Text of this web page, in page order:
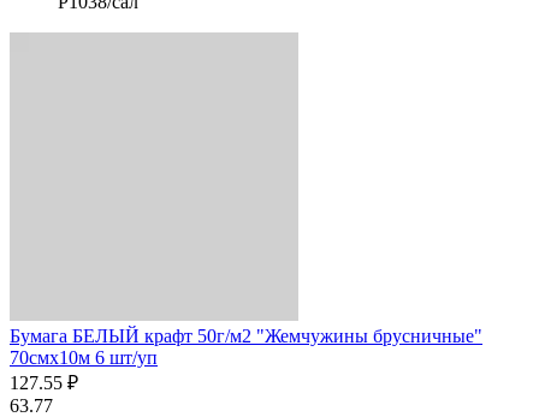
Бумага БЕЛЫЙ крафт 50г/м2 "Жемчужины брусничные"
70смх10м 6 шт/уп
127.55 ₽
63.77